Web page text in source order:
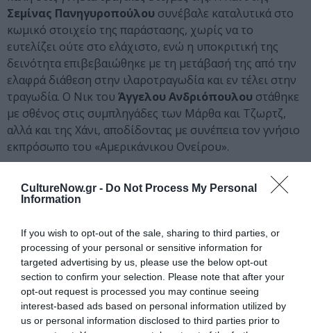
CultureNow.gr - Do Not Process My Personal
Information
If you wish to opt-out of the sale, sharing to third parties, or
processing of your personal or sensitive information for
targeted advertising by us, please use the below opt-out
section to confirm your selection. Please note that after your
opt-out request is processed you may continue seeing
interest-based ads based on personal information utilized by
us or personal information disclosed to third parties prior to
Σεμίνας Πανηγυροπούλου συνέβαλε καταλυτικά στο
κωμικό στοιχείο της παράστασης, χωρίς να το
ευτελίζει ούτε στο ελάχιστο, ενώ η υποκριτική της
δεινότητα επιβεβαιώθηκε με τη μετάβασή της από την
ελαφρά διάθεση στην ιλαροτραγωδία και εν τέλει στην
τραγωδία. Ο Νικ του Άγγελου Ανδριόπουλου στάθηκε
με σθένος στις συμπληγάδες των Μάρθα και Τζωρτζ,
αλλά και της Χάνι, αποδίδοντας με συνέπεια τον γνήσιο
εκπρόσωπο του «Αμερικάνικου Ονείρου».
Η μετάφραση της
εκσυγχρονίσθηκε σε κάποια σημεία. Το σκηνικό
(Σκηνικά-Κοστούμια:Κωνσταντίνος Ζαμάνης) έπαιξε
καταλυτικό ρόλο. Στήνοντας ένα δομημένο σύμπαν, ο
σκηνοθέτης επέτεινε την αίσθηση ασφυξίας των
ηρώων, οι οποίοι ήδη βρίσκονται εγκλωβισμένοι στις
ζωές τους. Ενδεχομένως με πιο άχρονες σκηνικά